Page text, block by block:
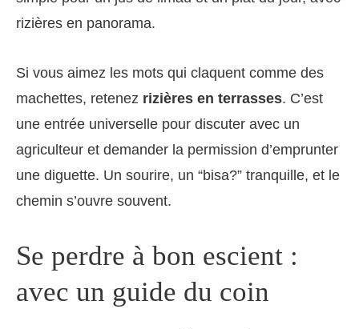
rizières en panorama.
Si vous aimez les mots qui claquent comme des
machettes, retenez rizières en terrasses. C’est
une entrée universelle pour discuter avec un
agriculteur et demander la permission d’emprunter
une diguette. Un sourire, un “bisa?” tranquille, et le
chemin s’ouvre souvent.
Se perdre à bon escient :
avec un guide du coin